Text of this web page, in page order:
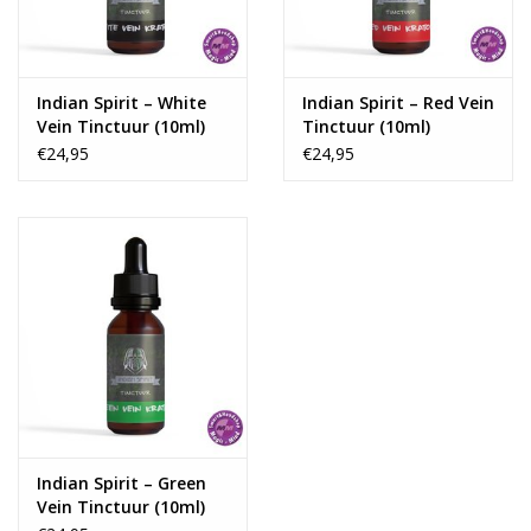
Bereid een kopje thee van dit kruidenpreparaat door 4 tot 5
gram op te lossen in gekookt water 70 – 95 graden. Aan te
raden tijd om te trekken is tussen 3 tot 5 minuten. De thee
hoeft niet gefilterd te worden, alles kan geconsumeerd worden.
Verkoop en gebruik onder de 18 jaar niet toegestaan. Buiten
bereik van kinderen bewaren. Niet gebruiken bij hoge of lage
bloeddruk, hart- en/of longklachten, diabetes, zwangerschap, bij
gebruik van medicijnen, drugs of alcohol.
Aanbevolen dosering
4 tot 5 gram
Naast je eigen lichaamsgewicht en gevoeligheid, hangt de
dosering ook erg af van de sterkte van de kratom. Normaal
Indian Spirit – White
Vein Tinctuur (10ml)
€24,95
Indian Spirit – Red Vein
Tinctuur (10ml)
€24,95
Indian Spirit – Green
Vein Tinctuur (10ml)